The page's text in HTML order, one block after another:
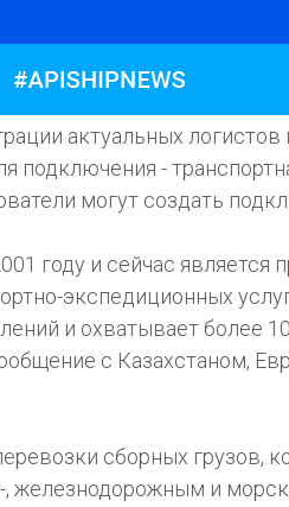
актуальных
подключения -
могут создать
году и сейчас
экспедиционных
и охватывает более
с Казахстаном,
сборных грузов,
, железнодорожным и